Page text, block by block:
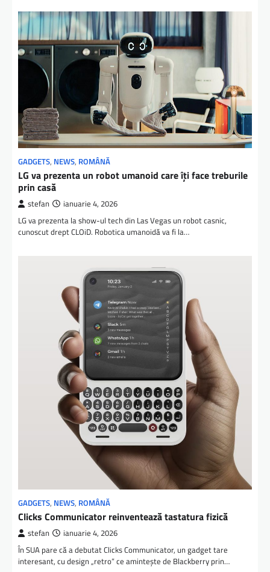
GADGETS, NEWS, ROMÂNĂ
LG va prezenta un robot umanoid care îţi face treburile
prin casă
stefan ianuarie 4, 2026
LG va prezenta la show-ul tech din Las Vegas un robot casnic,
cunoscut drept CLOiD. Robotica umanoidă va fi la…
GADGETS, NEWS, ROMÂNĂ
Clicks Communicator reinventează tastatura fizică
stefan ianuarie 4, 2026
În SUA pare că a debutat Clicks Communicator, un gadget tare
interesant, cu design „retro” ce amintește de Blackberry prin…